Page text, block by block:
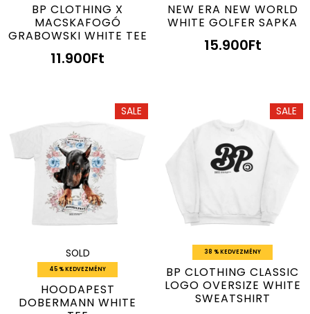
BP CLOTHING X
MACSKAFOGÓ
GRABOWSKI WHITE TEE
11.900Ft
NEW ERA NEW WORLD
WHITE GOLFER SAPKA
15.900Ft
SALE
SOLD
45 % KEDVEZMÉNY
HOODAPEST
DOBERMANN WHITE
SALE
38 % KEDVEZMÉNY
BP CLOTHING CLASSIC
LOGO OVERSIZE WHITE
SWEATSHIRT